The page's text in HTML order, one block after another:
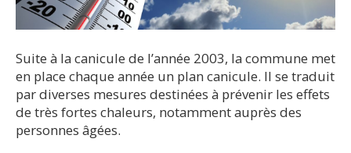
Suite à la canicule de l’année 2003, la commune met
en place chaque année un plan canicule. Il se traduit
par diverses mesures destinées à prévenir les effets
de très fortes chaleurs, notamment auprès des
personnes âgées.